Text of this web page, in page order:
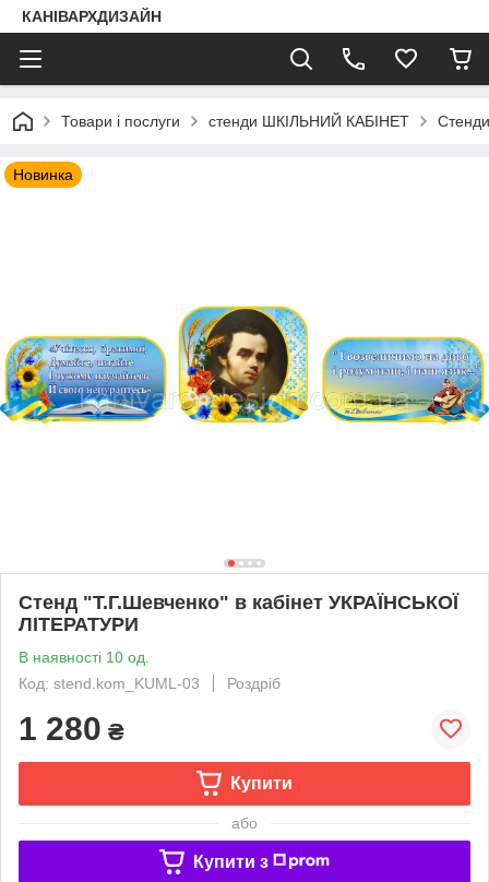
КАНІВАРХДИЗАЙН
Товари і послуги стенди ШКІЛЬНИЙ КАБІНЕТ
Новинка
Стенд "Т.Г.Шевченко" в кабінет УКРАЇНСЬКОЇ
ЛІТЕРАТУРИ
В наявності 10 од.
Код: stend.kom_KUML-03
Роздріб
1 280 ₴
Купити
або
Купити з